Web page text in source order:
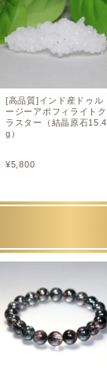
[高品質]インド産ドゥル
ージーアポフィライトク
ラスター（結晶原石15.4
g）
¥5,800